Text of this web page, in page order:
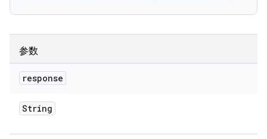
参数
response
String